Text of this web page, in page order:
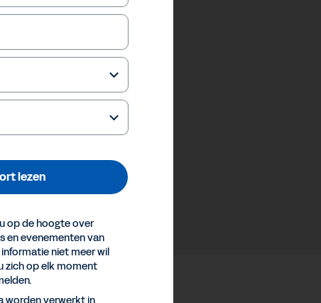
lezen
op de hoogte over
en evenementen van
niet meer wil
zich op elk moment